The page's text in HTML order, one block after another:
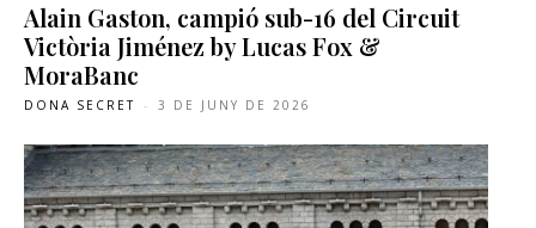
Alain Gaston, campió sub-16 del Circuit
Victòria Jiménez by Lucas Fox &
MoraBanc
DONA SECRET - 3 DE JUNY DE 2026